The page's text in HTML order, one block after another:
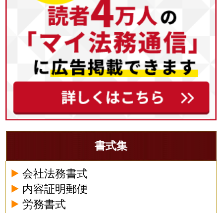
書式集
会社法務書式
内容証明郵便
労務書式